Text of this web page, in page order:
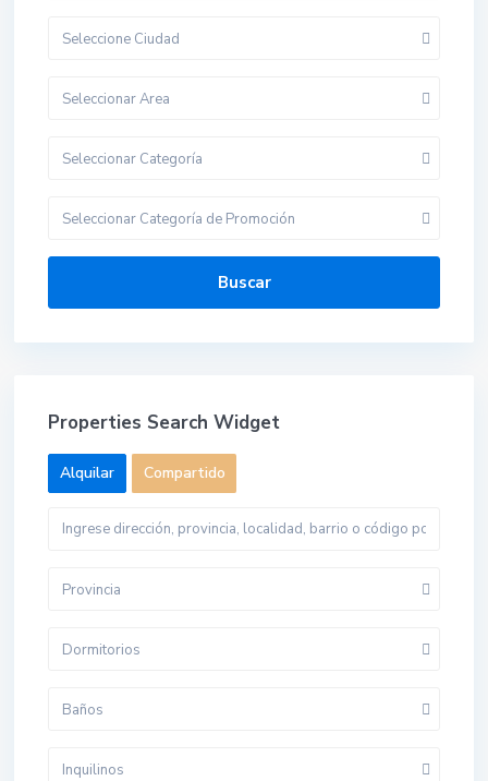
Seleccione Ciudad
Seleccionar Area
Seleccionar Categoría
Seleccionar Categoría de Promoción
Buscar
Properties Search Widget
Alquilar Compartido
Provincia
Dormitorios
Baños
Inquilinos